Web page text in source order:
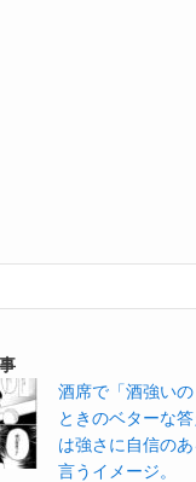
酒席で「酒強い
ときのベターな
は強さに自信の
言うイメージ。